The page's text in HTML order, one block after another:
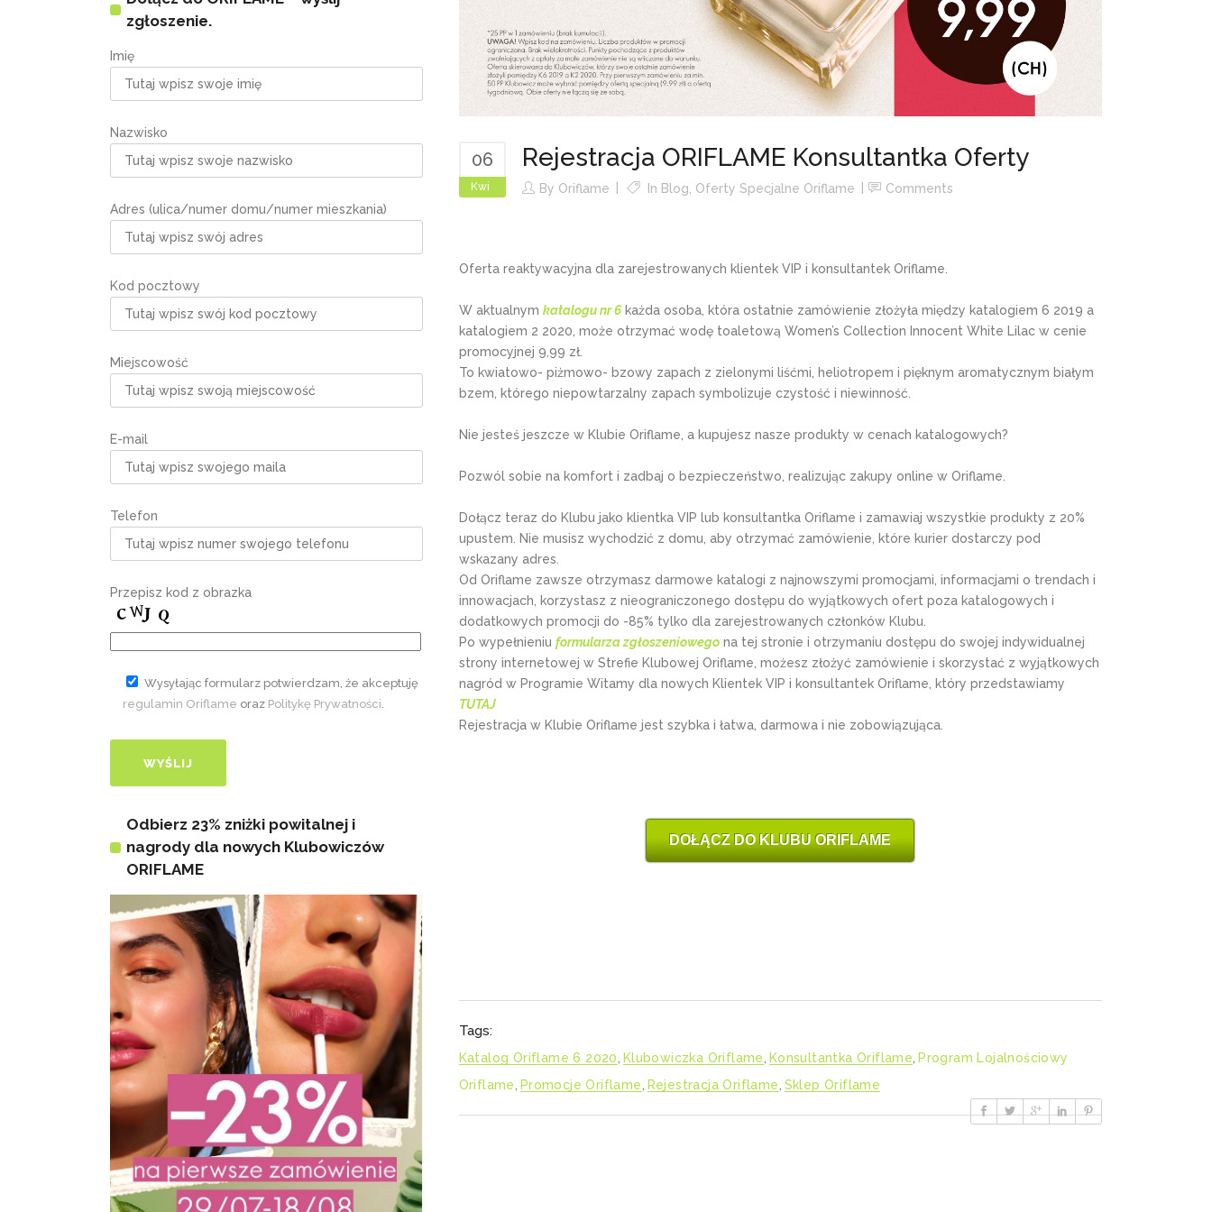
zgłoszenie.
Imię
Nazwisko
Adres (ulica/numer domu/numer mieszkania)
Kod pocztowy
Miejscowość
E-mail
Telefon
Przepisz kod z obrazka
Wysyłając formularz potwierdzam, że akceptuję
regulamin Oriflame oraz Politykę Prywatności.
Odbierz 23% zniżki powitalnej i
nagrody dla nowych Klubowiczów
ORIFLAME
06
Kwi
Rejestracja ORIFLAME Konsultantka Oferty
By Oriflame In Blog Oferty Specjalne Oriflame Comments
Oferta reaktywacyjna dla zarejestrowanych klientek VIP i konsultantek Oriflame.
W aktualnym katalogu nr 6każda osoba, która ostatnie zamówienie złożyła między katalogiem 6 2019 a
katalogiem 2 2020, może otrzymać wodę toaletową Women’s Collection Innocent White Lilac w cenie
promocyjnej 9,99 zł.
To kwiatowo- piżmowo- bzowy zapach z zielonymi liśćmi, heliotropem i pięknym aromatycznym białym
bzem, którego niepowtarzalny zapach symbolizuje czystość i niewinność.
Nie jesteś jeszcze w Klubie Oriflame, a kupujesz nasze produkty w cenach katalogowych?
Pozwól sobie na komfort i zadbaj o bezpieczeństwo, realizując zakupy online w Oriflame.
Dołącz teraz do Klubu jako klientka VIP lub konsultantka Oriflame i zamawiaj wszystkie produkty z 20%
upustem. Nie musisz wychodzić z domu, aby otrzymać zamówienie, które kurier dostarczy pod
wskazany adres.
Od Oriflame zawsze otrzymasz darmowe katalogi z najnowszymi promocjami, informacjami o trendach i
innowacjach, korzystasz z nieograniczonego dostępu do wyjątkowych ofert poza katalogowych i
dodatkowych promocji do -85% tylko dla zarejestrowanych członków Klubu.
Po wypełnieniu formularza zgłoszeniowegona tej stronie i otrzymaniu dostępu do swojej indywidualnej
strony internetowej w Strefie Klubowej Oriflame, możesz złożyć zamówienie i skorzystać z wyjątkowych
nagród w Programie Witamy dla nowych Klientek VIP i konsultantek Oriflame, który przedstawiamy
TUTAJ
Rejestracja w Klubie Oriflame jest szybka i łatwa, darmowa i nie zobowiązująca.
DOŁĄCZ DO KLUBU ORIFLAME
Tags:
Katalog Oriflame 6 2020 Klubowiczka Oriflame Konsultantka Oriflame Program Lojalnościowy
Oriflame
Promocje Oriflame Rejestracja Oriflame Sklep Oriflame